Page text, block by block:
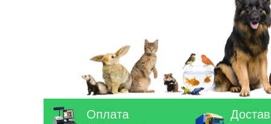
Оплата